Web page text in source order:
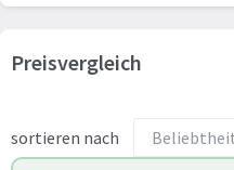
Preisvergleich
sortieren nach